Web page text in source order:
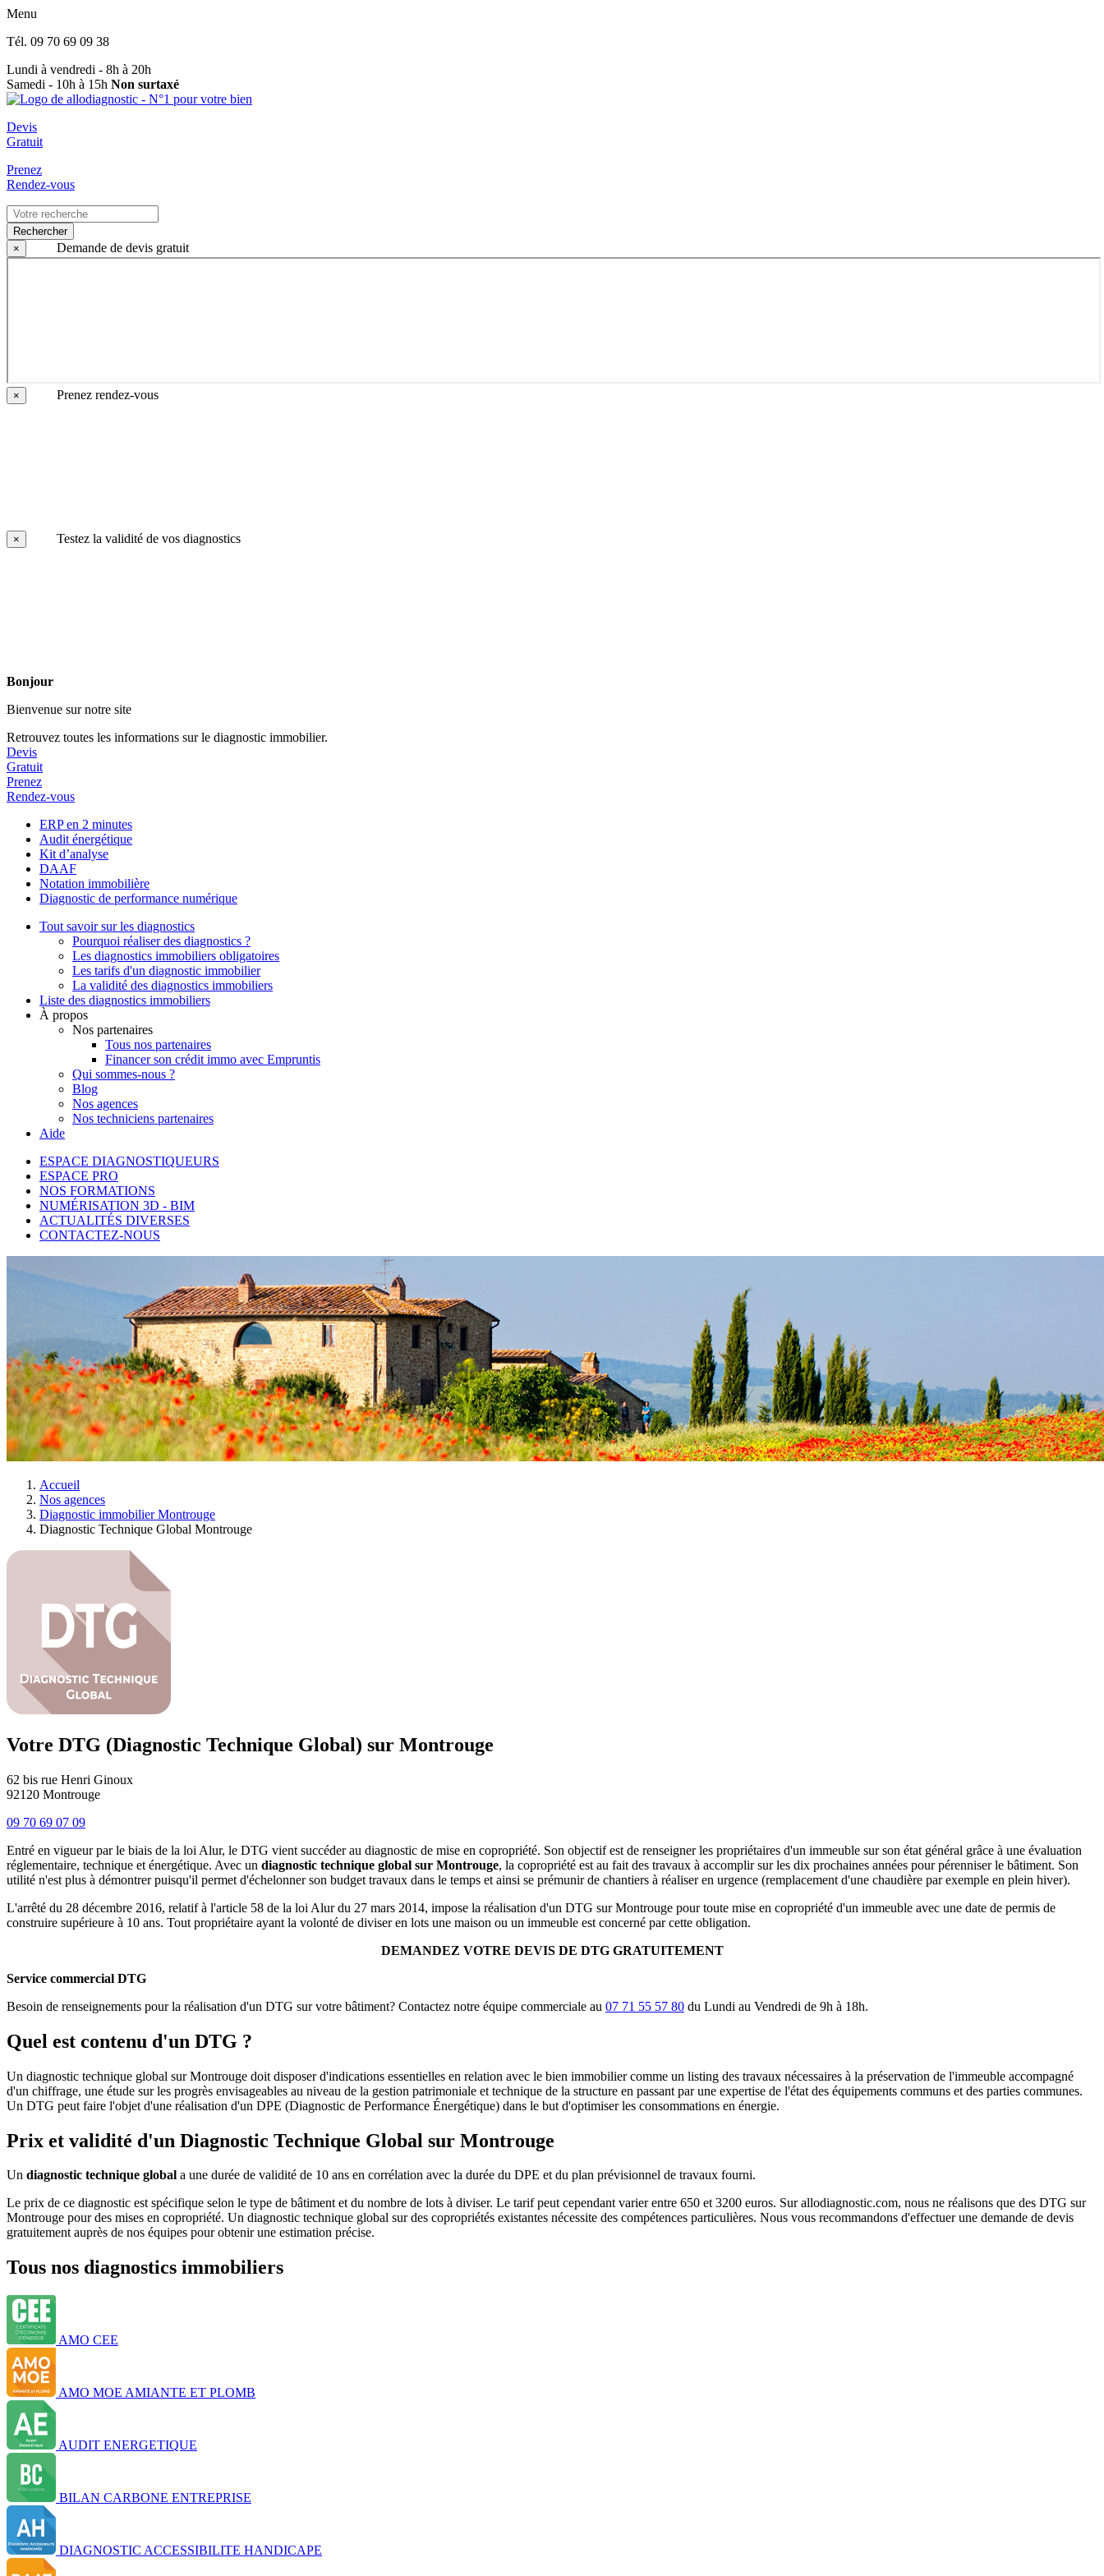
Menu
Tél. 09 70 69 09 38
Lundi à vendredi - 8h à 20h
Samedi - 10h à 15h Non surtaxé
Devis
Gratuit
Prenez
Rendez-vous
Rechercher
×
Demande de devis gratuit
× Prenez rendez-vous
× Testez la validité de vos diagnostics
Bonjour
Bienvenue sur notre site
Retrouvez toutes les informations sur le diagnostic immobilier.
Devis
Gratuit
Prenez
Rendez-vous
ERP en 2 minutes
Audit énergétique
Kit d’analyse
DAAF
Notation immobilière
Diagnostic de performance numérique
Tout savoir sur les diagnostics
Pourquoi réaliser des diagnostics ?
Les diagnostics immobiliers obligatoires
Les tarifs d'un diagnostic immobilier
La validité des diagnostics immobiliers
Liste des diagnostics immobiliers
À propos
Nos partenaires
Tous nos partenaires
Financer son crédit immo avec Empruntis
Qui sommes-nous ?
Blog
Nos agences
Nos techniciens partenaires
Aide
ESPACE DIAGNOSTIQUEURS
ESPACE PRO
NOS FORMATIONS
NUMÉRISATION 3D - BIM
ACTUALITÉS DIVERSES
CONTACTEZ-NOUS
Accueil
Nos agences
Diagnostic immobilier Montrouge
Diagnostic Technique Global Montrouge
Votre DTG (Diagnostic Technique Global) sur Montrouge
62 bis rue Henri Ginoux
92120 Montrouge
09 70 69 07 09
Entré en vigueur par le biais de la loi Alur, le DTG vient succéder au diagnostic de mise en copropriété. Son objectif est de renseigner les propriétaires d'un immeuble sur son état général grâce à une évaluation
réglementaire, technique et énergétique. Avec un diagnostic technique global sur Montrouge, la copropriété est au fait des travaux à accomplir sur les dix prochaines années pour pérenniser le bâtiment. Son
utilité n'est plus à démontrer puisqu'il permet d'échelonner son budget travaux dans le temps et ainsi se prémunir de chantiers à réaliser en urgence (remplacement d'une chaudière par exemple en plein hiver).
L'arrêté du 28 décembre 2016, relatif à l'article 58 de la loi Alur du 27 mars 2014, impose la réalisation d'un DTG sur Montrouge pour toute mise en copropriété d'un immeuble avec une date de permis de
construire supérieure à 10 ans. Tout propriétaire ayant la volonté de diviser en lots une maison ou un immeuble est concerné par cette obligation.
DEMANDEZ VOTRE DEVIS DE DTG GRATUITEMENT
Service commercial DTG
Besoin de renseignements pour la réalisation d'un DTG sur votre bâtiment? Contactez notre équipe commerciale au 07 71 55 57 80 du Lundi au Vendredi de 9h à 18h.
Quel est contenu d'un DTG ?
Un diagnostic technique global sur Montrouge doit disposer d'indications essentielles en relation avec le bien immobilier comme un listing des travaux nécessaires à la préservation de l'immeuble accompagné
d'un chiffrage, une étude sur les progrès envisageables au niveau de la gestion patrimoniale et technique de la structure en passant par une expertise de l'état des équipements communs et des parties communes.
Un DTG peut faire l'objet d'une réalisation d'un DPE (Diagnostic de Performance Énergétique) dans le but d'optimiser les consommations en énergie.
Prix et validité d'un Diagnostic Technique Global sur Montrouge
Un diagnostic technique global a une durée de validité de 10 ans en corrélation avec la durée du DPE et du plan prévisionnel de travaux fourni.
Le prix de ce diagnostic est spécifique selon le type de bâtiment et du nombre de lots à diviser. Le tarif peut cependant varier entre 650 et 3200 euros. Sur allodiagnostic.com, nous ne réalisons que des DTG sur
Montrouge pour des mises en copropriété. Un diagnostic technique global sur des copropriétés existantes nécessite des compétences particulières. Nous vous recommandons d'effectuer une demande de devis
gratuitement auprès de nos équipes pour obtenir une estimation précise.
Tous nos diagnostics immobiliers
AMO CEE
AMO MOE AMIANTE ET PLOMB
AUDIT ENERGETIQUE
BILAN CARBONE ENTREPRISE
DIAGNOSTIC ACCESSIBILITE HANDICAPE